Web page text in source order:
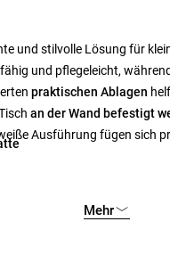
und stilvolle Lösung für
und pflegeleicht,
praktischen Ablagen
an der Wand befestigt
Ausführung fügen sich
Mehr